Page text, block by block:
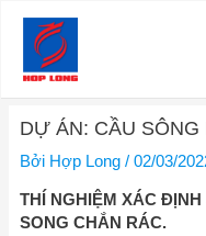
dung
DỰ ÁN: CẦU SÔNG
Bởi Hợp Long / 02/03/
THÍ NGHIỆM XÁC
SONG CHẮN RÁC.
hướng
bài